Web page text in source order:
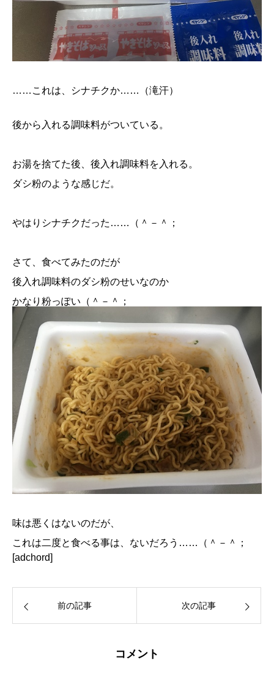
……これは、シナチクか……（滝汗）
後から入れる調味料がついている。
お湯を捨てた後、後入れ調味料を入れる。
ダシ粉のような感じだ。
やはりシナチクだった……（＾－＾；
さて、食べてみたのだが
後入れ調味料のダシ粉のせいなのか
かなり粉っぽい（＾－＾；
味は悪くはないのだが、
これは二度と食べる事は、ないだろう……（＾－＾；
[adchord]
前の記事 次の記事
コメント